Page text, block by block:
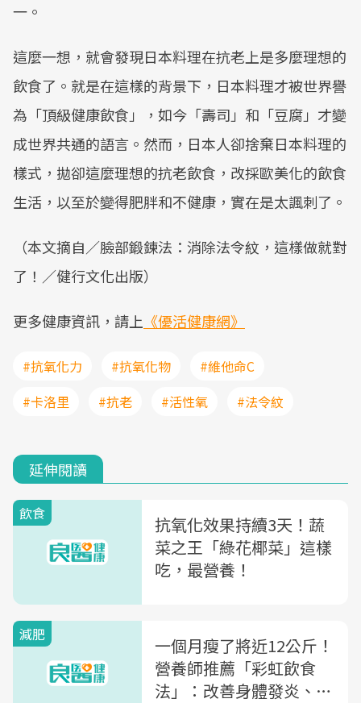
一。
這麼一想，就會發現日本料理在抗老上是多麼理想的
飲食了。就是在這樣的背景下，日本料理才被世界譽
為「頂級健康飲食」，如今「壽司」和「豆腐」才變
成世界共通的語言。然而，日本人卻捨棄日本料理的
樣式，拋卻這麼理想的抗老飲食，改採歐美化的飲食
生活，以至於變得肥胖和不健康，實在是太諷刺了。
（本文摘自／臉部鍛鍊法：消除法令紋，這樣做就對
了！／健行文化出版）
更多健康資訊，請上 《優活健康網》
#抗氧化力 #抗氧化物
#維他命C
#卡洛里
#抗老 #活性氧 #法令紋
延伸閱讀
飲食
抗氧化效果持續3天！蔬
菜之王「綠花椰菜」這樣
吃，最營養！
減肥
一個月瘦了將近12公斤！
營養師推薦「彩虹飲食
法」：改善身體發炎、體